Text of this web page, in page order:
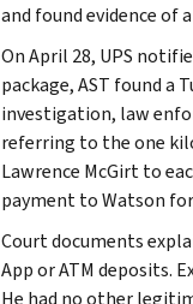
and found evidence
On April 28, UPS
package, AST found
investigation, law
referring to the one
Lawrence McGirt to
payment to Watson
Court documents
App or ATM deposits.
He had no other